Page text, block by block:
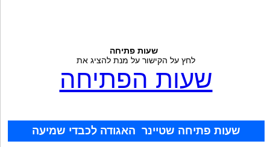
שעות פתיחה
לחץ על הקישור על מנת להציג את
שעות הפתיחה
שעות פתיחה שטיינר האגודה לכבדי שמיעה